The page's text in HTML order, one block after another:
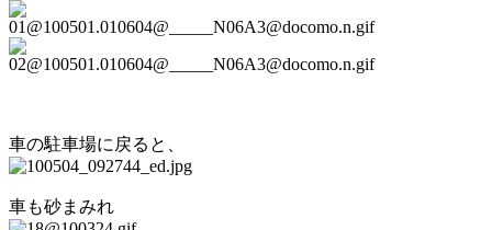
車の駐車場に戻ると、
車も砂まみれ